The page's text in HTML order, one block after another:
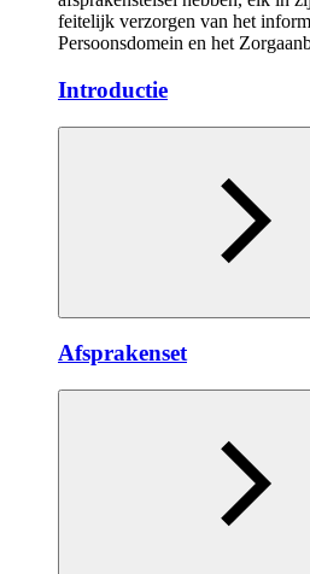
feitelijk verzorgen van het
Persoonsdomein en het
Introductie
Afsprakenset